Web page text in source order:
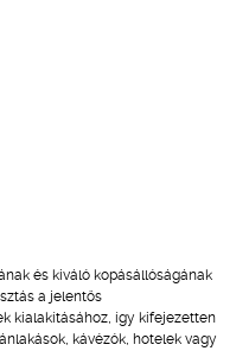
és kiváló kopásállóságának
a jelentős
kialakításához, így kifejezetten
kávézók, hotelek vagy